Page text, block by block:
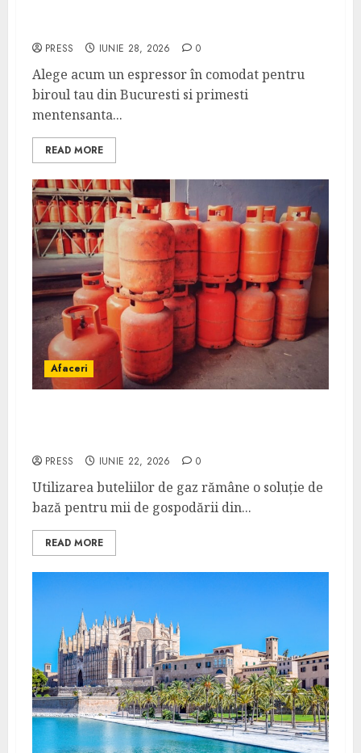
PRESS IUNIE 28, 2026 0
Alege acum un espressor în comodat pentru
biroul tau din Bucuresti si primesti
mentensanta...
READ MORE
Afaceri
PRESS IUNIE 22, 2026 0
Utilizarea buteliilor de gaz rămâne o soluție de
bază pentru mii de gospodării din...
READ MORE